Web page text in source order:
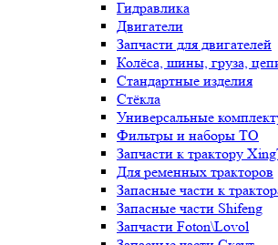
Гидравлика
Двигатели
Запчасти для двигателей
Колёса, шины, груза,
Стандартные изделия
Стёкла
Универсальные
Фильтры и наборы ТО
Запчасти к трактору
Для ременных тракторов
Запасные части к
Запасные части Shifeng
Запчасти Foton\Lovol